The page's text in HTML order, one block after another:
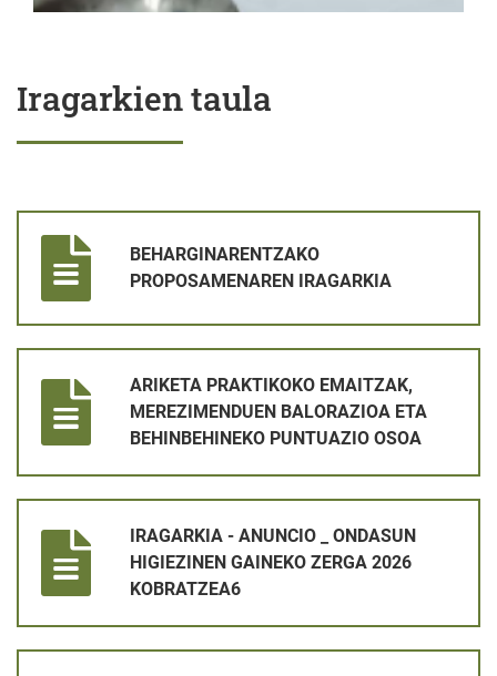
Iragarkien taula
BEHARGINARENTZAKO
PROPOSAMENAREN IRAGARKIA
ARIKETA PRAKTIKOKO EMAITZAK,
MEREZIMENDUEN BALORAZIOA ETA
BEHINBEHINEKO PUNTUAZIO OSOA
IRAGARKIA - ANUNCIO _ ONDASUN
HIGIEZINEN GAINEKO ZERGA 2026
KOBRATZEA6